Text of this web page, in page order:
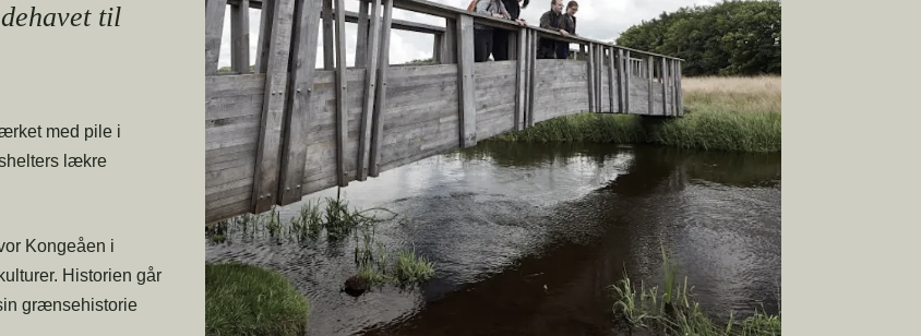
til
med pile i
lækre
Kongeåen i
Historien går
grænsehistorie